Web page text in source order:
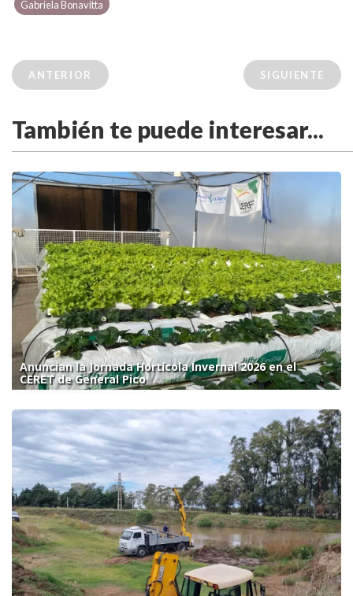
Gabriela Bonavitta
ANTERIOR SIGUIENTE
También te puede interesar...
Anuncian la Jornada Hortícola Invernal 2026 en el
CERET de General Pico